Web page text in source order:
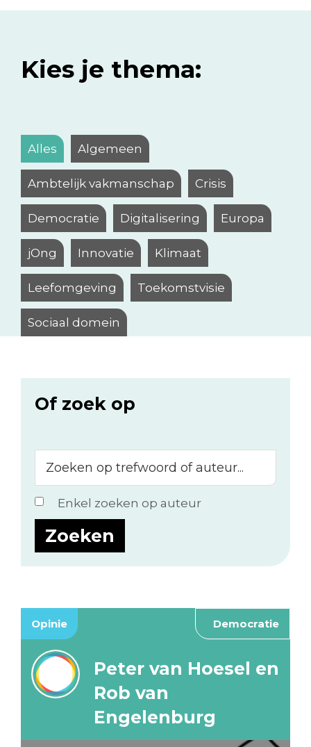
Kies je thema:
Alles Algemeen
Ambtelijk vakmanschap Crisis
Democratie Digitalisering Europa
jOng Innovatie Klimaat
Leefomgeving Toekomstvisie
Sociaal domein
Of zoek op
op
trefwoord
of
auteur...
Enkel zoeken op auteur
Opinie Democratie
Peter van Hoesel en
Rob van
Engelenburg